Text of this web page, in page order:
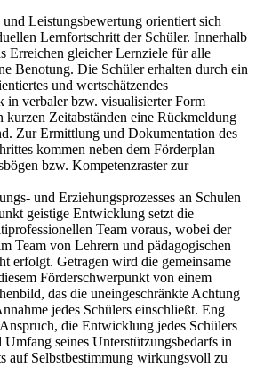
Leistungsbewertung orientiert sich
Lernfortschritt der Schüler. Innerhalb
Erreichen gleicher Lernziele für alle
Benotung. Die Schüler erhalten durch ein
und wertschätzendes
in verbaler bzw. visualisierter Form
kurzen Zeitabständen eine Rückmeldung
Zur Ermittlung und Dokumentation des
kommen neben dem Förderplan
bzw. Kompetenzraster zur
und Erziehungsprozesses an Schulen
geistige Entwicklung setzt die
Team voraus, wobei der
Team von Lehrern und pädagogischen
erfolgt. Getragen wird die gemeinsame
Förderschwerpunkt von einem
das die uneingeschränkte Achtung
jedes Schülers einschließt. Eng
die Entwicklung jedes Schülers
seines Unterstützungsbedarfs in
auf Selbstbestimmung wirkungsvoll zu